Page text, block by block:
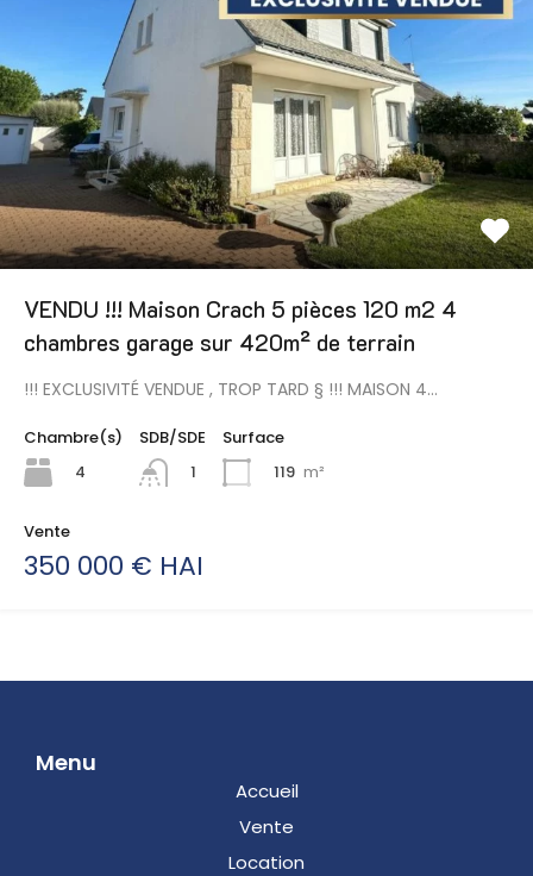
VENDU !!! Maison Crach 5 pièces 120 m2 4
chambres garage sur 420m² de terrain
!!! EXCLUSIVITÉ VENDUE , TROP TARD § !!! MAISON 4…
Chambre(s)
4
SDB/SDE
1
Surface
119 m²
Vente
350 000 € HAI
Menu
Accueil
Vente
Location